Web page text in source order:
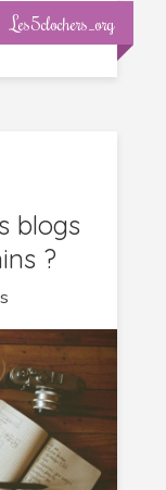
Les5clochers_org
blogs
?
sur
Quelle
est
l’utilité
des
blogs
généralistes